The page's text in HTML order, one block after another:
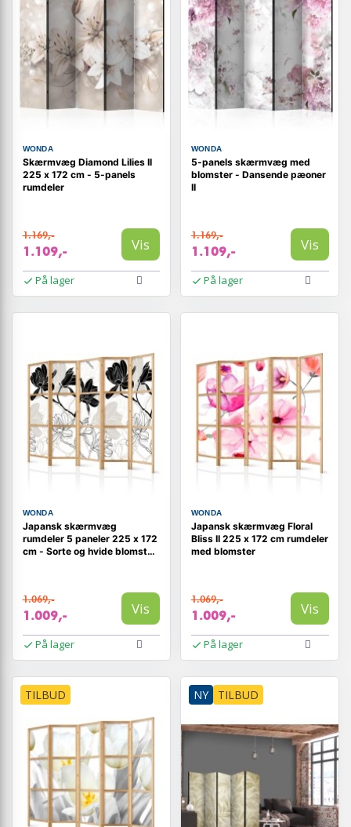
WONDA
Skærmvæg Diamond Lilies II
225 x 172 cm - 5-panels
rumdeler
1.169,-
1.109,- Vis
På lager
WONDA
5-panels skærmvæg med
blomster - Dansende pæoner
II
1.169,-
1.109,- Vis
På lager
WONDA
Japansk skærmvæg
rumdeler 5 paneler 225 x 172
cm - Sorte og hvide blomster
1.069,-
1.009,- Vis
På lager
WONDA
Japansk skærmvæg Floral
Bliss II 225 x 172 cm rumdeler
med blomster
1.069,-
1.009,- Vis
På lager
TILBUD NY TILBUD